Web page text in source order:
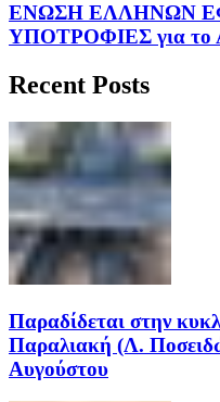
ΕΝΩΣΗ ΕΛΛΗΝΩΝ
ΥΠΟΤΡΟΦΙΕΣ για το
Recent Posts
Παραδίδεται στην
Παραλιακή (Λ.
Αυγούστου